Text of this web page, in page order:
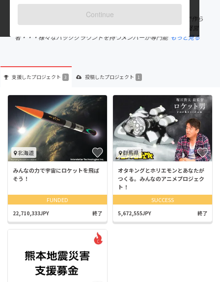
Continue
出身国：日本 出身地：東京都
「沖縄の香りを皆様にお届けする」というコンセプトのもと有志で作ら
れたプロジェクトチームです。 アロマセラピスト、デザイナー、経営
者・・・様々なバックグラウンドを持つメンバーが専門能 もっと見る
支援したプロジェクト 3 投稿したプロジェクト 1
北海道
みんなの力で宇宙にロケットを飛ば
そう！
FUNDED
22,710,333JPY 終了
群馬県
オタキングとホリエモンとあなたが
つくる。みんなのアニメプロジェク
ト！
SUCCESS
5,672,555JPY 終了